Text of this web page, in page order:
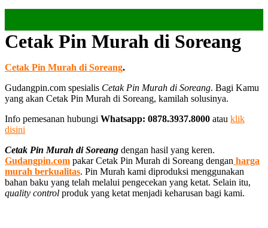
Cetak Pin Murah di Soreang
Cetak Pin Murah di Soreang.
Gudangpin.com spesialis Cetak Pin Murah di Soreang. Bagi Kamu
yang akan Cetak Pin Murah di Soreang, kamilah solusinya.
Info pemesanan hubungi Whatsapp: 0878.3937.8000 atau klik
disini
Cetak Pin Murah di Soreang dengan hasil yang keren.
Gudangpin.com pakar Cetak Pin Murah di Soreang dengan harga
murah berkualitas. Pin Murah kami diproduksi menggunakan
bahan baku yang telah melalui pengecekan yang ketat. Selain itu,
quality control produk yang ketat menjadi keharusan bagi kami.